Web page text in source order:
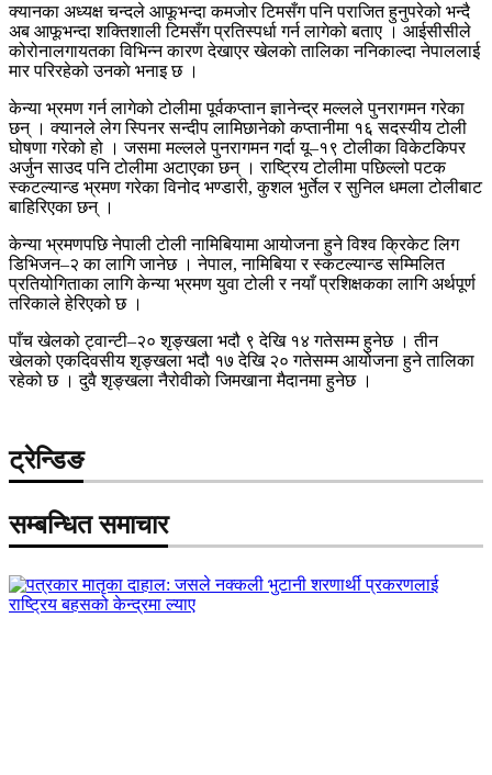
क्यानका अध्यक्ष चन्दले आफूभन्दा कमजोर टिमसँग पनि पराजित हुनुपरेको भन्दै
अब आफूभन्दा शक्तिशाली टिमसँग प्रतिस्पर्धा गर्न लागेको बताए । आईसीसीले
कोरोनालगायतका विभिन्न कारण देखाएर खेलकाे तालिका ननिकाल्दा नेपाललाई
मार परिरहेको उनकाे भनाइ छ ।
केन्या भ्रमण गर्न लागेको टोलीमा पूर्वकप्तान ज्ञानेन्द्र मल्लले पुनरागमन गरेका
छन् । क्यानले लेग स्पिनर सन्दीप लामिछानेको कप्तानीमा १६ सदस्यीय टोली
घोषणा गरेको हो । जसमा मल्लले पुनरागमन गर्दा यू–१९ टोलीका विकेटकिपर
अर्जुन साउद पनि टोलीमा अटाएका छन् । राष्ट्रिय टोलीमा पछिल्लो पटक
स्कटल्यान्ड भ्रमण गरेका विनोद भण्डारी, कुशल भुर्तेल र सुनिल धमला टोलीबाट
बाहिरिएका छन् ।
केन्या भ्रमणपछि नेपाली टोली नामिबियामा आयोजना हुने विश्व क्रिकेट लिग
डिभिजन–२ का लागि जानेछ । नेपाल, नामिबिया र स्कटल्यान्ड सम्मिलित
प्रतियोगिताका लागि केन्या भ्रमण युवा टोली र नयाँ प्रशिक्षकका लागि अर्थपूर्ण
तरिकाले हेरिएको छ ।
पाँच खेलको ट्वान्टी–२० शृङ्खला भदौ ९ देखि १४ गतेसम्म हुनेछ । तीन
खेलको एकदिवसीय शृङ्खला भदौ १७ देखि २० गतेसम्म आयोजना हुने तालिका
रहेको छ । दुवै शृङ्खला नैरोवीकाे जिमखाना मैदानमा हुनेछ ।
ट्रेन्डिङ
सम्बन्धित समाचार